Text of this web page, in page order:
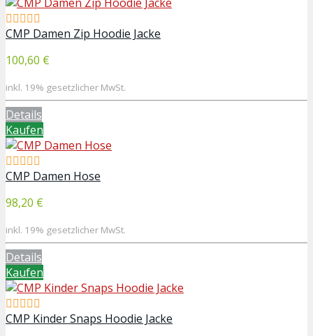
CMP Damen Zip Hoodie Jacke
100,60 €
inkl. 19% gesetzlicher MwSt.
Details
Kaufen
CMP Damen Hose
98,20 €
inkl. 19% gesetzlicher MwSt.
Details
Kaufen
CMP Kinder Snaps Hoodie Jacke